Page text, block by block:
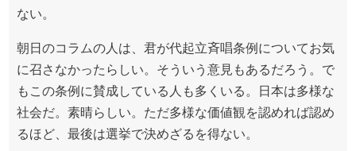
ない。
朝日のコラムの人は、君が代起立斉唱条例についてお気
に召さなかったらしい。そういう意見もあるだろう。で
もこの条例に賛成している人も多くいる。日本は多様な
社会だ。素晴らしい。ただ多様な価値観を認めれば認め
るほど、最後は選挙で決めざるを得ない。